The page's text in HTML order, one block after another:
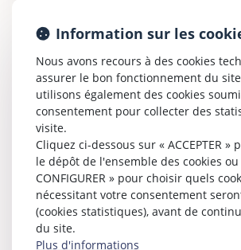
Temps de repos (repos quotidien et
à la déconnexion, etc.) ;
Sécurité et prévention (harcèlement
inaptitude, etc.) ;
Conventions collectives (champ
négociation, conclusion, mise en
Discipline (règlement intérieur, charte
sanction disciplinaire, avertissement,
Evolution de carrière (discrimination,
traitement, etc.) ;
Procédure de licenciement (entretien
demande de précision des motifs de
Information sur les
Nous avons recours à des cookies
assurer le bon fonctionnement du
utilisons également des cookies
consentement pour collecter des
visite.
Cliquez ci-dessous sur « ACCEPTER »
le dépôt de l'ensemble des cookies
CONFIGURER » pour choisir quels
nécessitant votre consentement
(cookies statistiques), avant de
du site.
Plus d'informations